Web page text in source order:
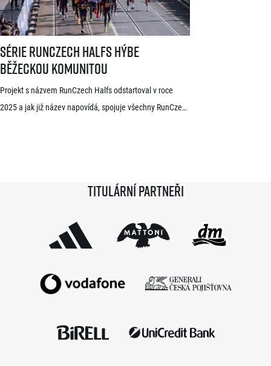
Série RunCzech Halfs hýbe
běžeckou komunitou
Projekt s názvem RunCzech Halfs odstartoval v roce
2025 a jak již název napovídá, spojuje všechny RunCzech
sezónu a od startu tak uběhlo teprve 18 měsíců,
Série RunCzech Halfs hýbe běžeckou komunitou
Titulární partneři